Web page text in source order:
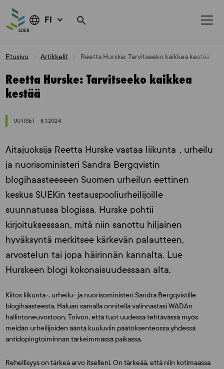
FI
Etusivu Artikkelit Reetta Hurske: Tarvitseeko kaikkea kestää
Reetta Hurske: Tarvitseeko kaikkea
kestää
UUTISET - 8.1.2024
Aitajuoksija Reetta Hurske vastaa liikunta-, urheilu-
ja nuorisoministeri Sandra Bergqvistin
blogihaasteeseen Suomen urheilun eettinen
keskus SUEKin testauspooliurheilijoille
suunnatussa blogissa. Hurske pohtii
kirjoituksessaan, mitä niin sanottu hiljainen
hyväksyntä merkitsee kärkevän palautteen,
arvostelun tai jopa häirinnän kannalta. Lue
Hurskeen blogi kokonaisuudessaan alta.
Kiitos liikunta-, urheilu- ja nuorisoministeri Sandra Bergqvistille
blogihaasteesta. Haluan samalla onnitella valinnastasi WADAn
hallintoneuvostoon. Toivon, että tuot uudessa tehtävässä myös
meidän urheilijoiden ääntä kuuluviin päätöksenteossa yhdessä
antidopingtoiminnan tärkeimmässä paikassa.
Rehellisyys on tärkeä arvo itselleni. On tärkeää, että niin kotimaassa